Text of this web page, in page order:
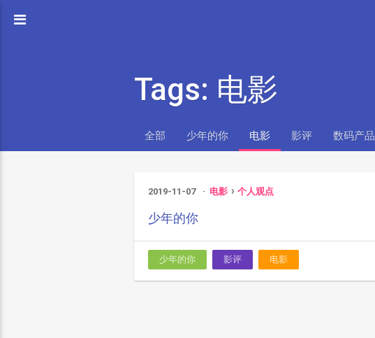
Tags: 电影
全部 少年的你 电影 影评 数码产品
2019-11-07 电影 个人观点
少年的你
少年的你 影评 电影